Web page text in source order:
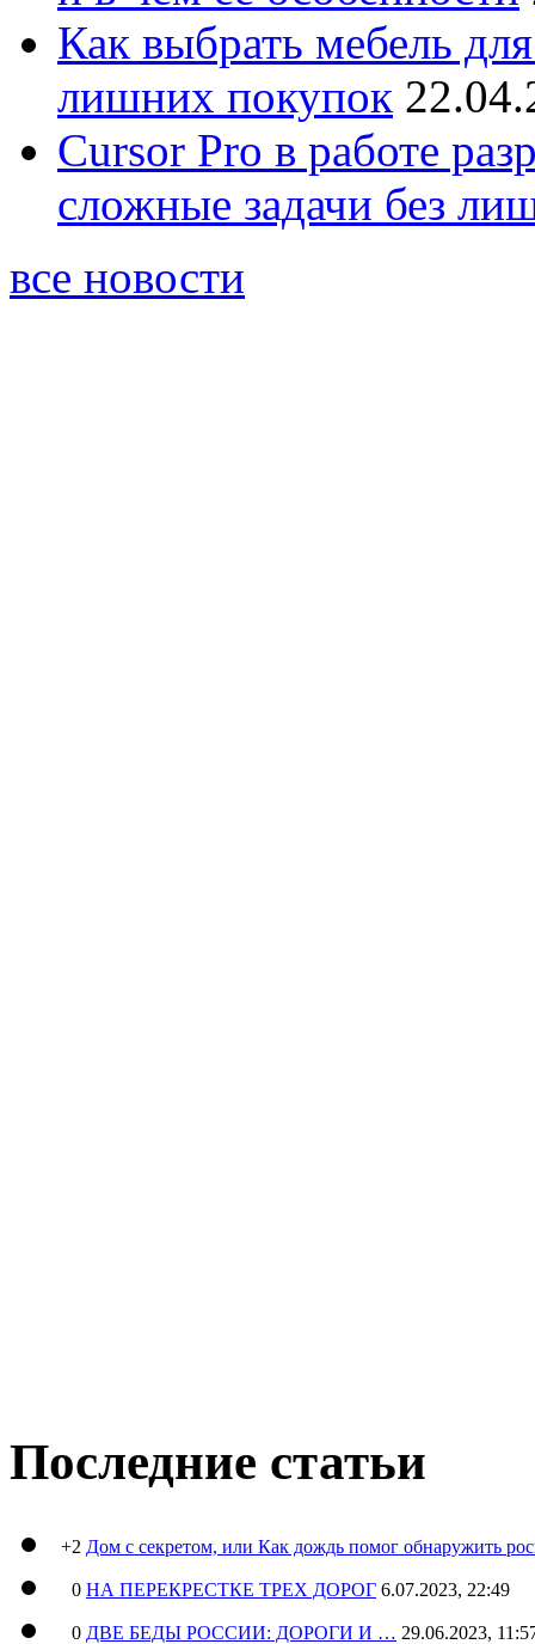
Как выбрать мебель
лишних покупок
Cursor Pro в работе
сложные задачи без
все новости
Последние статьи
+2 Дом с секретом, или Как дождь помог обнаружить
0 НА ПЕРЕКРЕСТКЕ ТРЕХ ДОРОГ 6.07.2023, 22:49
0 ДВЕ БЕДЫ РОССИИ: ДОРОГИ И … 29.06.2023,